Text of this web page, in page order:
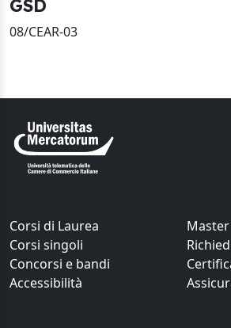
GSD
08/CEAR-03
Corsi di Laurea
Master
Corsi singoli
Concorsi e bandi
Accessibilità